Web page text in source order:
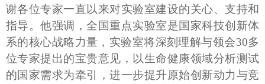
谢各位专家一直以来对实验室建设的关心、支持和
指导。他强调，全国重点实验室是国家科技创新体
系的核心战略力量，实验室将深刻理解与领会30多
位专家提出的宝贵意见，以生命健康领域分析测试
的国家需求为牵引，进一步提升原始创新动力与竞